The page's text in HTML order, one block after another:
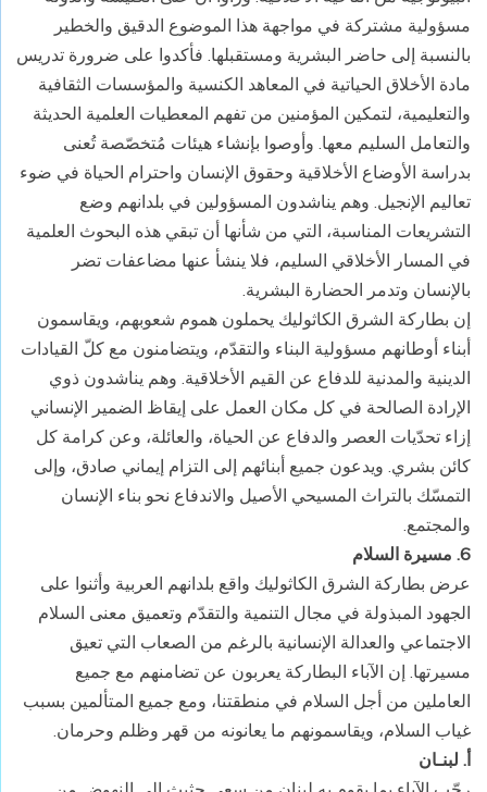
مسؤولية مشتركة في مواجهة هذا الموضوع الدقيق والخطير
بالنسبة إلى حاضر البشرية ومستقبلها. فأكدوا على ضرورة تدريس
مادة الأخلاق الحياتية في المعاهد الكنسية والمؤسسات الثقافية
والتعليمية، لتمكين المؤمنين من تفهم المعطيات العلمية الحديثة
والتعامل السليم معها. وأوصوا بإنشاء هيئات مُتخصّصة تُعنى
بدراسة الأوضاع الأخلاقية وحقوق الإنسان واحترام الحياة في ضوء
تعاليم الإنجيل. وهم يناشدون المسؤولين في بلدانهم وضع
التشريعات المناسبة، التي من شأنها أن تبقي هذه البحوث العلمية
في المسار الأخلاقي السليم، فلا ينشأ عنها مضاعفات تضر
بالإنسان وتدمر الحضارة البشرية.
إن بطاركة الشرق الكاثوليك يحملون هموم شعوبهم، ويقاسمون
أبناء أوطانهم مسؤولية البناء والتقدّم، ويتضامنون مع كلّ القيادات
الدينية والمدنية للدفاع عن القيم الأخلاقية. وهم يناشدون ذوي
الإرادة الصالحة في كل مكان العمل على إيقاظ الضمير الإنساني
إزاء تحدّيات العصر والدفاع عن الحياة، والعائلة، وعن كرامة كل
كائن بشري. ويدعون جميع أبنائهم إلى التزام إيماني صادق، وإلى
التمسّك بالتراث المسيحي الأصيل والاندفاع نحو بناء الإنسان
والمجتمع.
6. مسيرة السلام
عرض بطاركة الشرق الكاثوليك واقع بلدانهم العربية وأثنوا على
الجهود المبذولة في مجال التنمية والتقدّم وتعميق معنى السلام
الاجتماعي والعدالة الإنسانية بالرغم من الصعاب التي تعيق
مسيرتها. إن الآباء البطاركة يعربون عن تضامنهم مع جميع
العاملين من أجل السلام في منطقتنا، ومع جميع المتألمين بسبب
غياب السلام، ويقاسمونهم ما يعانونه من قهر وظلم وحرمان.
أ. لبنـان